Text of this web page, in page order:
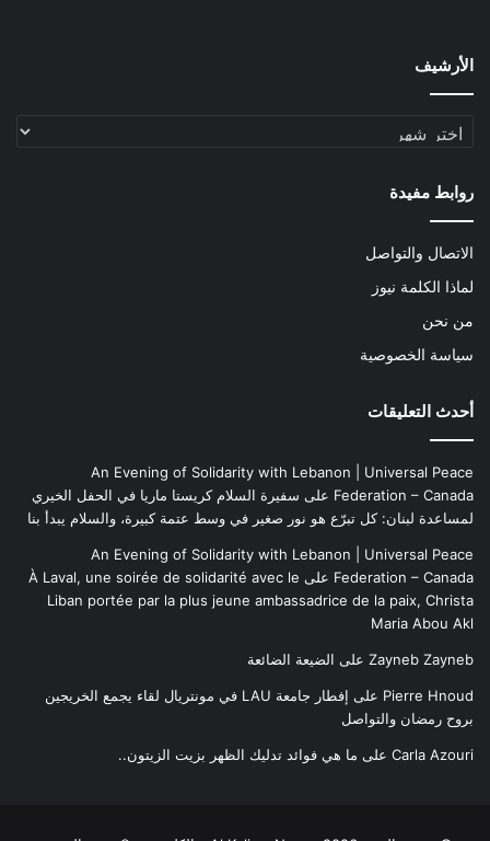
الأرشيف
الأرشيف
روابط مفيدة
الاتصال والتواصل
لماذا الكلمة نيوز
من نحن
سياسة الخصوصية
أحدث التعليقات
An Evening of Solidarity with Lebanon | Universal Peace
Federation – Canada على سفيرة السلام كريستا ماريا في الحفل الخيري
لمساعدة لبنان: كل تبرّع هو نور صغير في وسط عتمة كبيرة، والسلام يبدأ بنا
An Evening of Solidarity with Lebanon | Universal Peace
Federation – Canada على À Laval, une soirée de solidarité avec le
Liban portée par la plus jeune ambassadrice de la paix, Christa
Maria Abou Akl
Zayneb Zayneb على الضيعة الضائعة
Pierre Hnoud على
إفطار جامعة LAU في مونتريال لقاء يجمع الخريجين
بروح رمضان والتواصل
Carla Azouri على ما هي فوائد تدليك الظهر بزيت الزيتون..